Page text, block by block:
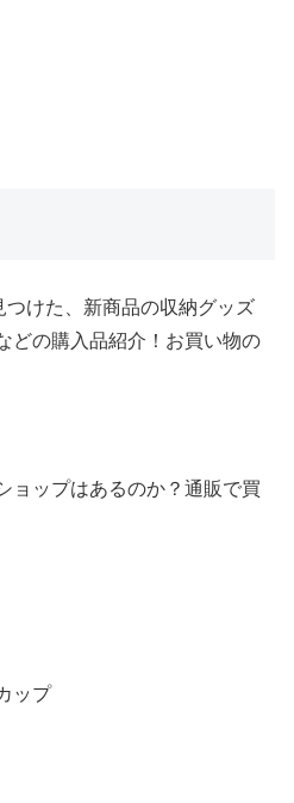
けた、新商品の収納グッズ
どの購入品紹介！お買い物の
ョップはあるのか？通販で買
ップ